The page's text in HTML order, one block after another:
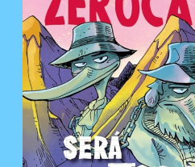
a
e
n
r
a
d